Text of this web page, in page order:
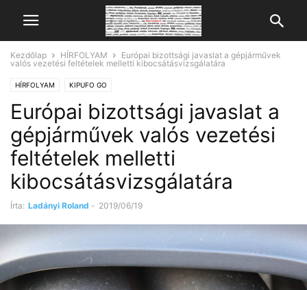
Kezdőlap HÍRFOLYAM
Európai bizottsági javaslat a gépjárművek
valós vezetési feltételek melletti kibocsátásvizsgálatára
HÍRFOLYAM KIPUFO GO
Európai bizottsági javaslat a
gépjárművek valós vezetési
feltételek melletti
kibocsátásvizsgálatára
Írta: Ladányi Roland - 2019/06/19